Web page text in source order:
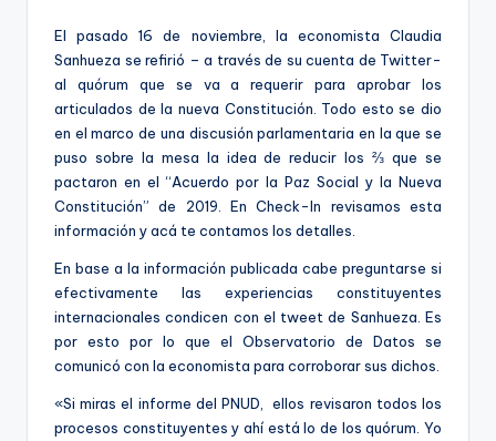
C
ki
El pasado 16 de noviembre, la economista Claudia
Sanhueza se refirió – a través de su cuenta de Twitter-
al quórum que se va a requerir para aprobar los
articulados de la nueva Constitución. Todo esto se dio
en el marco de una discusión parlamentaria en la que se
puso sobre la mesa la idea de reducir los ⅔ que se
pactaron en el “Acuerdo por la Paz Social y la Nueva
Constitución” de 2019. En Check-In revisamos esta
información y acá te contamos los detalles.
En base a la información publicada cabe preguntarse si
efectivamente las experiencias constituyentes
internacionales condicen con el tweet de Sanhueza. Es
por esto por lo que el Observatorio de Datos se
comunicó con la economista para corroborar sus dichos.
«Si miras el informe del PNUD, ellos revisaron todos los
procesos constituyentes y ahí está lo de los quórum. Yo